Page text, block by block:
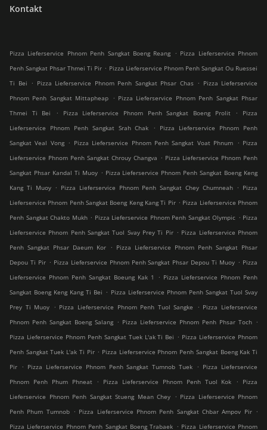
Kontakt
Pizza Lieferservice Phnom Penh Sangkat Boeng Reang . Pizza Lieferservice Phnom
Penh Sangkat Phsar Thmei Ti Pir . Pizza Lieferservice Phnom Penh Sangkat Ou Ruessei
Ti Bei
. Pizza Lieferservice Phnom Penh Sangkat Phsar Chas . Pizza Lieferservice
Phnom Penh Sangkat Mittapheap
. Pizza Lieferservice Phnom Penh Sangkat Phsar
Thmei Ti Bei
. Pizza Lieferservice Phnom Penh Sangkat Boeng Prolit .
Pizza
Lieferservice Phnom Penh Sangkat Srah Chak
.
Pizza Lieferservice Phnom Penh
Sangkat Veal Vong . Pizza Lieferservice Phnom Penh Sangkat Voat Phnum . Pizza
Lieferservice Phnom Penh Sangkat Chrouy Changva . Pizza Lieferservice Phnom Penh
Sangkat Phsar Kandal Ti Muoy . Pizza Lieferservice Phnom Penh Sangkat Boeng Keng
Kang Ti Muoy
. Pizza Lieferservice Phnom Penh Sangkat Chey Chumneah . Pizza
Lieferservice Phnom Penh Sangkat Boeng Keng Kang Ti Pir . Pizza Lieferservice Phnom
Penh Sangkat Chakto Mukh . Pizza Lieferservice Phnom Penh Sangkat Olympic . Pizza
Lieferservice Phnom Penh Sangkat Tuol Svay Prey Ti Pir . Pizza Lieferservice Phnom
Penh Sangkat Phsar Daeum Kor
. Pizza Lieferservice Phnom Penh Sangkat Phsar
Depou Ti Pir . Pizza Lieferservice Phnom Penh Sangkat Phsar Depou Ti Muoy . Pizza
Lieferservice Phnom Penh Sangkat Boeung Kak 1
. Pizza Lieferservice Phnom Penh
Sangkat Boeng Keng Kang Ti Bei . Pizza Lieferservice Phnom Penh Sangkat Tuol Svay
Prey Ti Muoy
. Pizza Lieferservice Phnom Penh Tuol Sangke . Pizza Lieferservice
Phnom Penh Sangkat Boeng Salang . Pizza Lieferservice Phnom Penh Phsar Toch .
Pizza Lieferservice Phnom Penh Sangkat Tuek L'ak Ti Bei . Pizza Lieferservice Phnom
Penh Sangkat Tuek L'ak Ti Pir . Pizza Lieferservice Phnom Penh Sangkat Boeng Kak Ti
Pir
. Pizza Lieferservice Phnom Penh Sangkat Tumnob Tuek . Pizza Lieferservice
Phnom Penh Phum Phneat
. Pizza Lieferservice Phnom Penh Tuol Kok .
Pizza
Lieferservice Phnom Penh Sangkat Stueng Mean Chey
. Pizza Lieferservice Phnom
Penh Phum Tumnob . Pizza Lieferservice Phnom Penh Sangkat Chbar Ampov Pir .
Pizza Lieferservice Phnom Penh Sangkat Boeng Trabaek . Pizza Lieferservice Phnom